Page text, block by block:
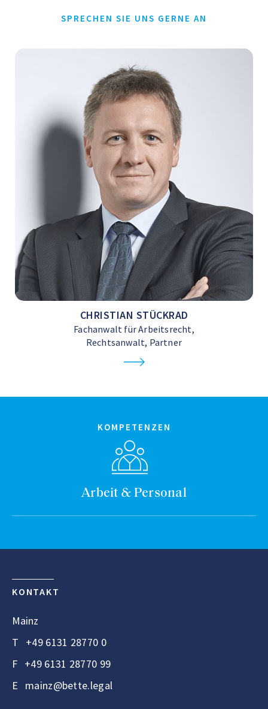
SPRECHEN SIE UNS GERNE AN
CHRISTIAN STÜCKRAD
Fachanwalt für Arbeitsrecht,
Rechtsanwalt, Partner
KOMPETENZEN
Arbeit & Personal
KONTAKT
Mainz
T +49 6131 28770 0
F +49 6131 28770 99
E mainz@bette.legal